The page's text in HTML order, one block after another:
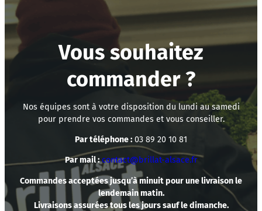
Vous souhaitez
commander ?
Nos équipes sont à votre disposition du lundi au samedi
pour prendre vos commandes et vous conseiller.
Par téléphone : 03 89 20 10 81
Par mail : contact@brillat-alsace.fr
Commandes acceptées jusqu’à minuit pour une livraison le
lendemain matin.
Livraisons assurées tous les jours sauf le dimanche.